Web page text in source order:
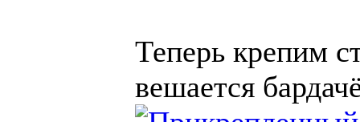
Теперь крепим
вешается